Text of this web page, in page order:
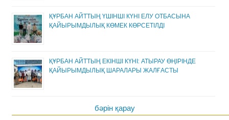
ҚҰРБАН АЙТТЫҢ ҮШІНШІ КҮНІ ЕЛУ ОТБАСЫНА
ҚАЙЫРЫМДЫЛЫҚ КӨМЕК КӨРСЕТІЛДІ
ҚҰРБАН АЙТТЫҢ ЕКІНШІ КҮНІ: АТЫРАУ ӨҢІРІНДЕ
ҚАЙЫРЫМДЫЛЫҚ ШАРАЛАРЫ ЖАЛҒАСТЫ
бәрін қарау